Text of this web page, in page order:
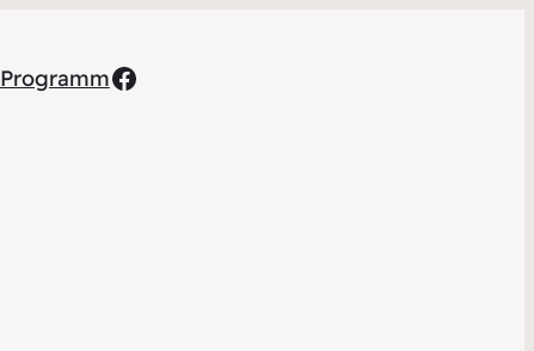
ProgrammFacebook